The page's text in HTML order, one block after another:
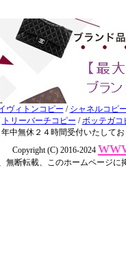
ヴィトンコピー / シャネルコピ
トリーバーチコピー /ボッテガコ
年中無休２４時間受付いたして
Copyright (C) 2016-2024
無断転載、このホームページ